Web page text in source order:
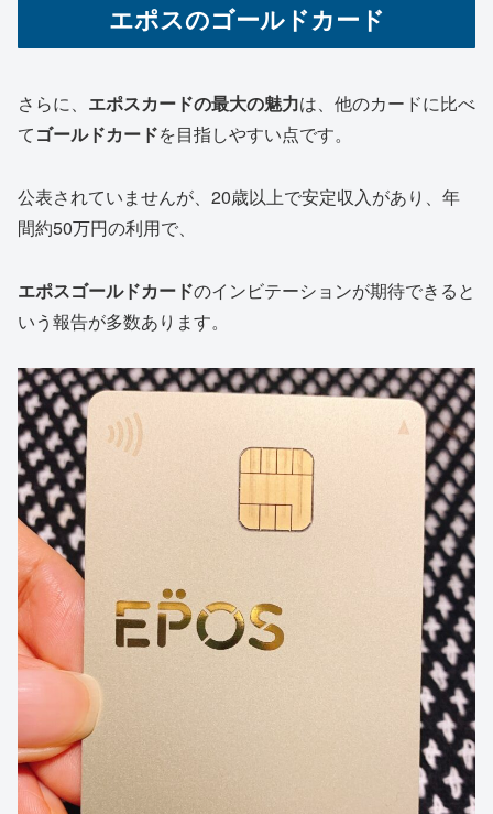
エポスのゴールドカード
さらに、 エポスカードの最大の魅力は、他のカードに比べ
てゴールドカードを目指しやすい点です。
公表されていませんが、20歳以上で安定収入があり、年
間約50万円の利用で、
エポスゴールドカードのインビテーションが期待できると
いう報告が多数あります。